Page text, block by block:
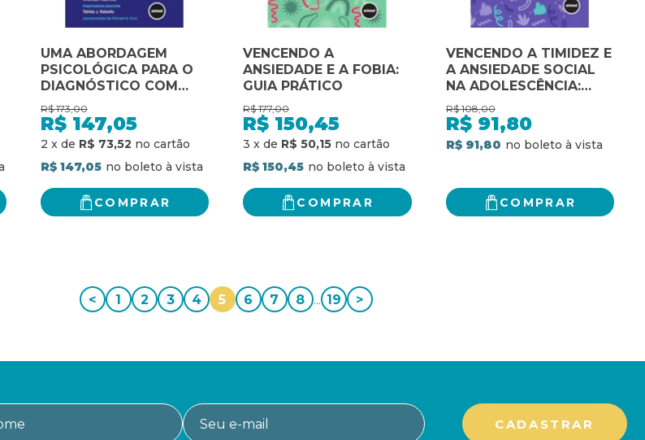
UMA ABORDAGEM
PSICOLÓGICA PARA O
DIAGNÓSTICO COM
BASE NA CID-11
R$ 173,00
R$ 147,05
2 x de R$ 73,52
R$ 147,05
COMPRAR
VENCENDO A
ANSIEDADE E A FOBIA:
GUIA PRÁTICO
R$ 177,00
R$ 150,45
3 x de R$ 50,15
R$ 150,45
COMPRAR
VENCENDO A TIMIDEZ E
A ANSIEDADE SOCIAL
NA ADOLESCÊNCIA:
HABILIDADES
BASEADAS NA TERAPIA
COGNITIVO-
COMPORTAMENTAL E
COMPROMISSO
R$ 108,00
R$ 91,80
R$ 91,80
COMPRAR
< 1 2 3 4 5 6 7 8 ... 19 >